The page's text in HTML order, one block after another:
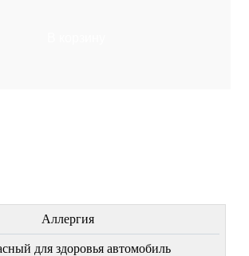
Аллергия
для здоровья автомобиль